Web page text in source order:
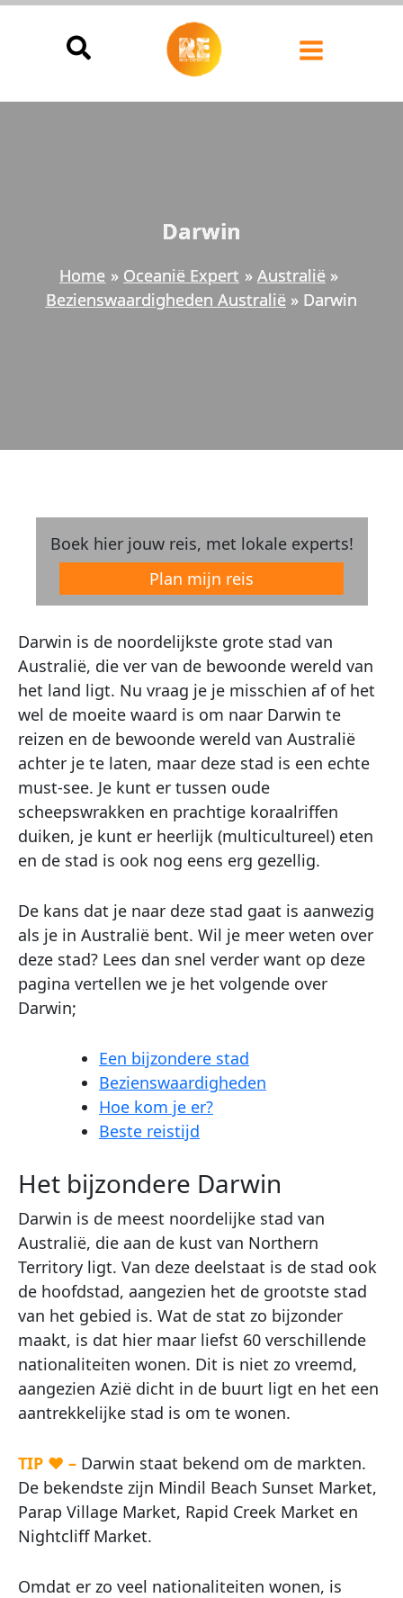
Ga
Darwin
Home Oceanië Expert
Australië
Bezienswaardigheden Australië
Darwin
Boek hier jouw reis, met lokale experts!
Plan mijn reis
Darwin is de noordelijkste grote stad van
Australië, die ver van de bewoonde wereld van
het land ligt. Nu vraag je je misschien af of het
wel de moeite waard is om naar Darwin te
reizen en de bewoonde wereld van Australië
achter je te laten, maar deze stad is een echte
must-see. Je kunt er tussen oude
scheepswrakken en prachtige koraalriffen
duiken, je kunt er heerlijk (multicultureel) eten
en de stad is ook nog eens erg gezellig.
De kans dat je naar deze stad gaat is aanwezig
als je in Australië bent. Wil je meer weten over
deze stad? Lees dan snel verder want op deze
pagina vertellen we je het volgende over
Darwin;
Een bijzondere stad
Bezienswaardigheden
Hoe kom je er?
Beste reistijd
Het bijzondere Darwin
Darwin is de meest noordelijke stad van
Australië, die aan de kust van Northern
Territory ligt. Van deze deelstaat is de stad ook
de hoofdstad, aangezien het de grootste stad
van het gebied is. Wat de stat zo bijzonder
maakt, is dat hier maar liefst 60 verschillende
nationaliteiten wonen. Dit is niet zo vreemd,
aangezien Azië dicht in de buurt ligt en het een
aantrekkelijke stad is om te wonen.
TIP ♥ – Darwin staat bekend om de markten.
De bekendste zijn Mindil Beach Sunset Market,
Parap Village Market, Rapid Creek Market en
Nightcliff Market.
Omdat er zo veel nationaliteiten wonen, is